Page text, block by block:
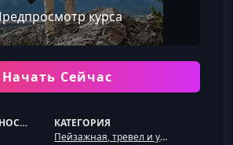
курса
Начать Сейчас
ПРОДОЛЖИТЕЛЬНОСТЬ
КАТЕГОРИЯ
Пейзажная, тревел и уличная фотография